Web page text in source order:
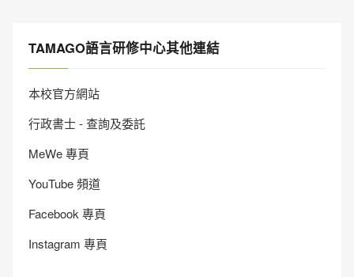
TAMAGO語言研修中心其他連結
本校官方網站
行政書士 - 查詢及委託
MeWe 專頁
YouTube 頻道
Facebook 專頁
Instagram 專頁